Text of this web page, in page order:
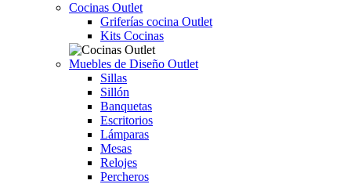
Cocinas Outlet
Griferías cocina Outlet
Kits Cocinas
Muebles de Diseño Outlet
Sillas
Sillón
Banquetas
Escritorios
Lámparas
Mesas
Relojes
Percheros